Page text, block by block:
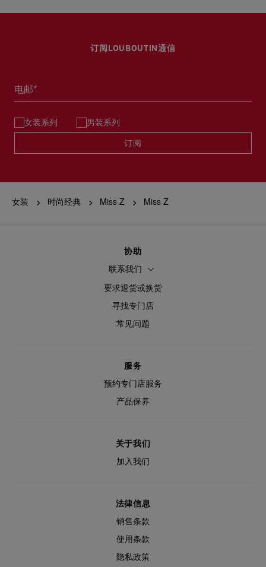
换货视乎产品库存而定，请联系客户服务专员。
订阅LOUBOUTIN通信
电邮*
女装系列 男装系列
订阅
女装 时尚经典 Miss Z Miss Z
协助
联系我们
要求退货或换货
寻找专门店
常见问题
服务
预约专门店服务
产品保养
关于我们
加入我们
法律信息
销售条款
使用条款
隐私政策